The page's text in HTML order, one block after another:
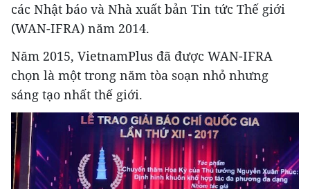
các Nhật báo và Nhà xuất bản Tin tức Thế giới
(WAN-IFRA) năm 2014.
Năm 2015, VietnamPlus đã được WAN-IFRA
chọn là một trong năm tòa soạn nhỏ nhưng
sáng tạo nhất thế giới.